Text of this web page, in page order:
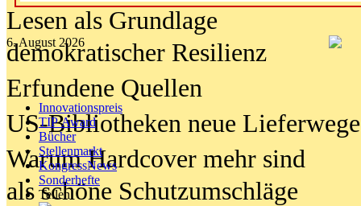
6. August 2026
Innovationspreis
TIP Award
Bücher
Stellenmarkt
KongressNews
Sonderhefte
Teilen
Lesen als Grundlage
demokratischer Resilienz
Erfundene Quellen
US-Bibliotheken neue Lieferwege
Warum Hardcover mehr sind
als schöne Schutzumschläge